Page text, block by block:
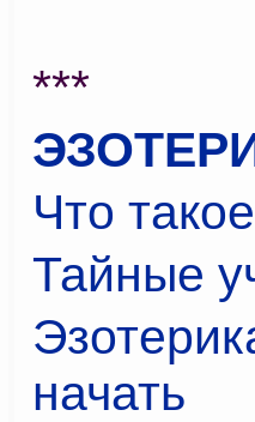
***
Что
Тайные
начать